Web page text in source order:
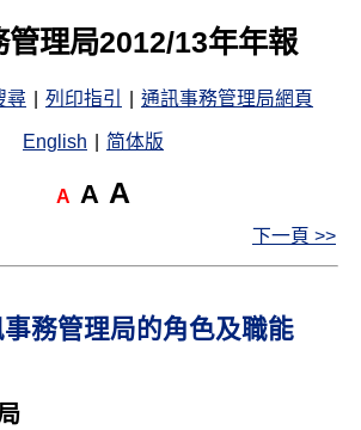
管理局2012/13年年報
尋 列印指引 通訊事務管理局網頁
English 简体版
A A A
下一頁 >>
務管理局的角色及職能